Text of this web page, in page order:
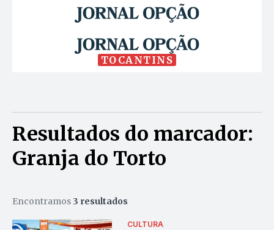
TOCANTINS
Resultados do marcador:
Granja do Torto
Encontramos 3 resultados
CULTURA